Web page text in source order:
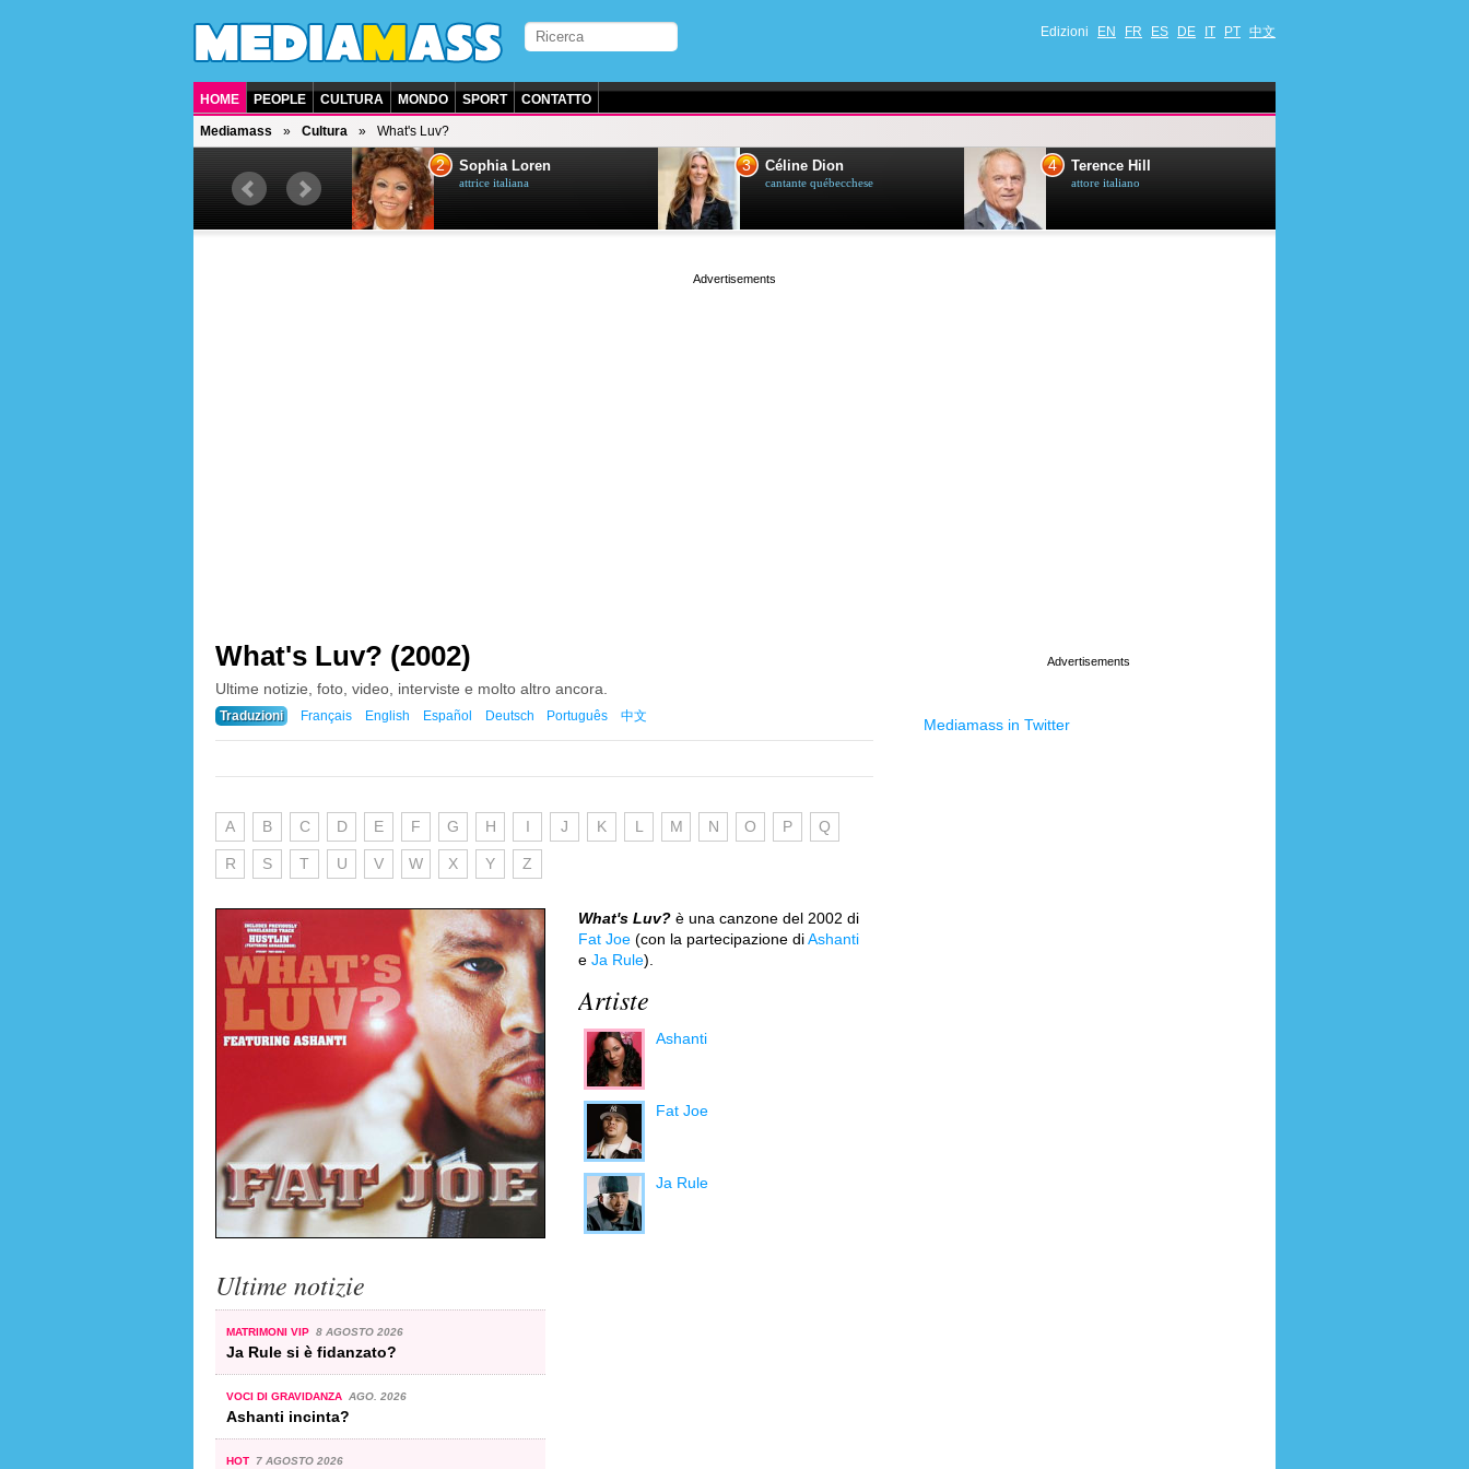
Edizioni EN FR ES DE IT PT 中文
HOME PEOPLE CULTURA MONDO SPORT CONTATTO
Mediamass Cultura What's Luv?
attore americano
2 Sophia Loren
attrice italiana
3 Céline Dion
cantante québecchese
4 Terence Hill
attore italiano
What's Luv? (2002)
Ultime notizie, foto, video, interviste e molto altro ancora.
Traduzioni Français English Español Deutsch Português 中文
A B C D E F G H I J K L M N O P Q
R S T U V W X Y Z
Ultime notizie
MATRIMONI VIP 8 AGOSTO 2026
Ja Rule si è fidanzato?
VOCI DI GRAVIDANZA AGO. 2026
Ashanti incinta?
HOT 7 AGOSTO 2026
What's Luv? è una canzone del 2002 di
Fat Joe (con la partecipazione diAshanti
e Ja Rule).
Artiste
Ashanti
Fat Joe
Ja Rule
Mediamass in Twitter